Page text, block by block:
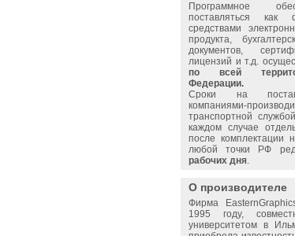
Программное
поставляться как
средствами
продукта,
документов,
лицензий и т.д.
по всей
Федерации.
Сроки на
компаниями-
транспортной
каждом случае
после комплектации
любой точки РФ
рабочих дня.
О производителе
Фирма
1995 году,
университетом в